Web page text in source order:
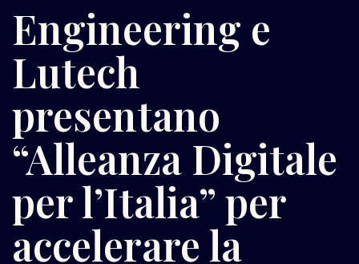
Engineering e
Lutech
presentano
“Alleanza Digitale
per l’Italia” per
accelerare la